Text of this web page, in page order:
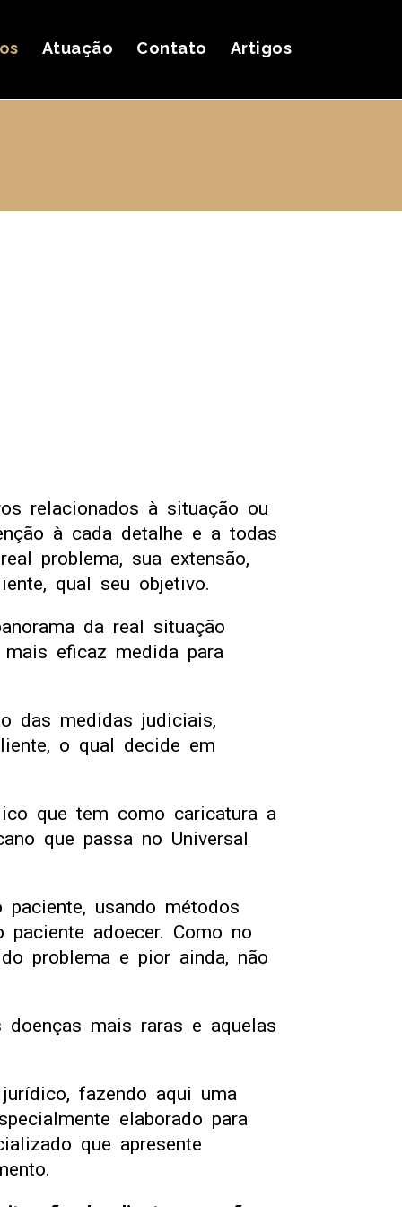
Atuação Contato Artigos
relacionados à situação ou
à cada detalhe e a todas
problema, sua extensão,
qual seu objetivo.
da real situação
eficaz medida para
das medidas judiciais,
o qual decide em
que tem como caricatura a
que passa no Universal
usando métodos
adoecer. Como no
problema e pior ainda, não
mais raras e aquelas
fazendo aqui uma
elaborado para
que apresente